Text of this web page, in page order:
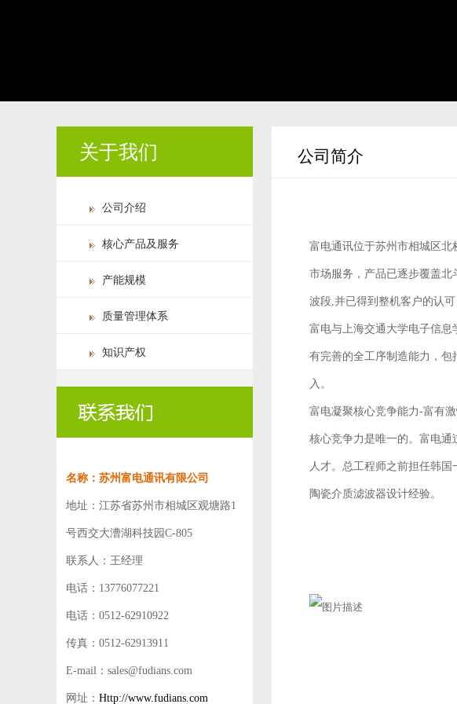
关于我们
公司介绍
核心产品及服务
产能规模
质量管理体系
知识产权
名称：苏州富电通讯有限公司
地址：江苏省苏州市相城区观塘路1
号西交大漕湖科技园C-805
联系人：王经理
电话：13776077221
电话：0512-62910922
传真：0512-62913911
E-mail：sales@fudians.com
网址： Http://www.fudians.com
公司简介
富电通讯位于苏州市相城区北
市场服务，产品已逐步覆盖
波段,并已得到整机客户的认可
富电与上海交通大学电子信息
有完善的全工序制造能力，包
入。
富电凝聚核心竞争能力-富有
核心竞争力是唯一的。富电
人才。总工程师之前担任韩
陶瓷介质滤波器设计经验。